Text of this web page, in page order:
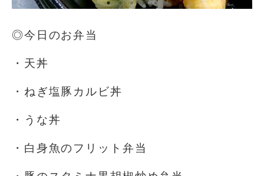
◎今日のお弁当
・天丼
・ねぎ塩豚カルビ丼
・うな丼
・白身魚のフリット弁当